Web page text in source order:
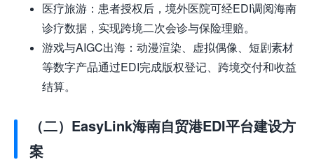
医疗旅游：患者授权后，境外医院可经EDI调阅海南
诊疗数据，实现跨境二次会诊与保险理赔。
游戏与AIGC出海：动漫渲染、虚拟偶像、短剧素材
等数字产品通过EDI完成版权登记、跨境交付和收益
结算。
（二）EasyLink海南自贸港EDI平台建设方
案